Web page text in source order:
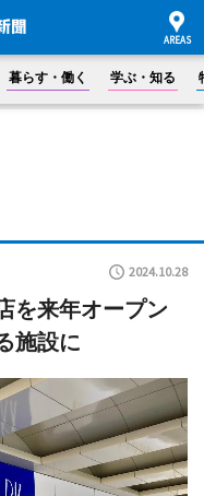
暮らす・働く 学ぶ・知る
2024.10.28
を来年オープン
施設に